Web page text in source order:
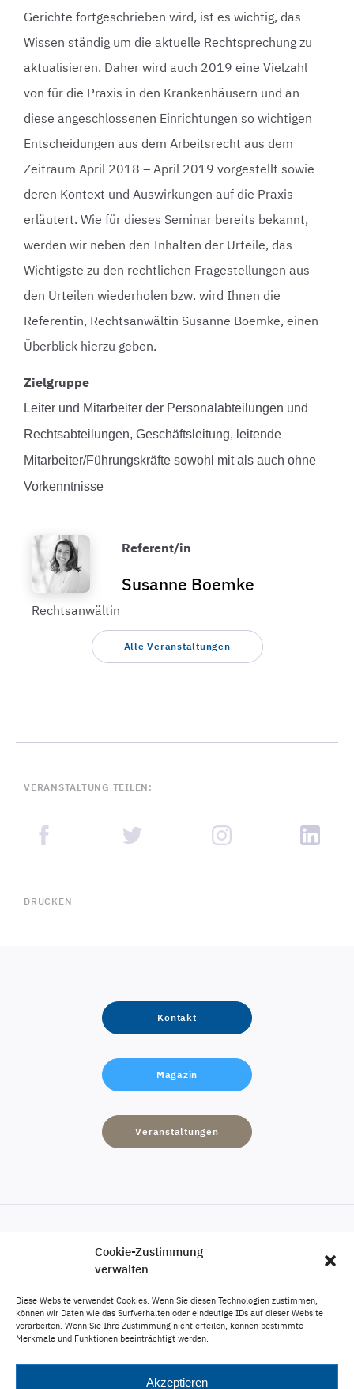
Cookie-Zustimmung
verwalten
Diese Website verwendet Cookies. Wenn Sie diesen Technologien zustimmen,
können wir Daten wie das Surfverhalten oder eindeutige IDs auf dieser Website
verarbeiten. Wenn Sie Ihre Zustimmung nicht erteilen, können bestimmte
Merkmale und Funktionen beeinträchtigt werden.
Akzeptieren
Gerichte fortgeschrieben wird, ist es wichtig, das
Wissen ständig um die aktuelle Rechtsprechung zu
aktualisieren. Daher wird auch 2019 eine Vielzahl
von für die Praxis in den Krankenhäusern und an
diese angeschlossenen Einrichtungen so wichtigen
Entscheidungen aus dem Arbeitsrecht aus dem
Zeitraum April 2018 – April 2019 vorgestellt sowie
deren Kontext und Auswirkungen auf die Praxis
erläutert. Wie für dieses Seminar bereits bekannt,
werden wir neben den Inhalten der Urteile, das
Wichtigste zu den rechtlichen Fragestellungen aus
den Urteilen wiederholen bzw. wird Ihnen die
Referentin, Rechtsanwältin Susanne Boemke, einen
Überblick hierzu geben.
Zielgruppe
Leiter und Mitarbeiter der Personalabteilungen und
Rechtsabteilungen, Geschäftsleitung, leitende
Mitarbeiter/Führungskräfte sowohl mit als auch ohne
Vorkenntnisse
Referent/in
Susanne Boemke
Rechtsanwältin
Alle Veranstaltungen
VERANSTALTUNG TEILEN:
DRUCKEN
Kontakt
Magazin
Veranstaltungen
Engagement
Veröffentlichungen
Impressum
Datenschutz